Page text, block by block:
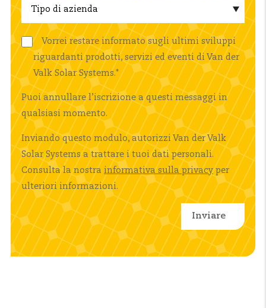
Vorrei restare informato sugli ultimi sviluppi
riguardanti prodotti, servizi ed eventi di Van der
Valk Solar Systems.*
Puoi annullare l’iscrizione a questi messaggi in
qualsiasi momento.
Inviando questo modulo, autorizzi Van der Valk
Solar Systems a trattare i tuoi dati personali.
Consulta la nostra informativa sulla privacyper
ulteriori informazioni.